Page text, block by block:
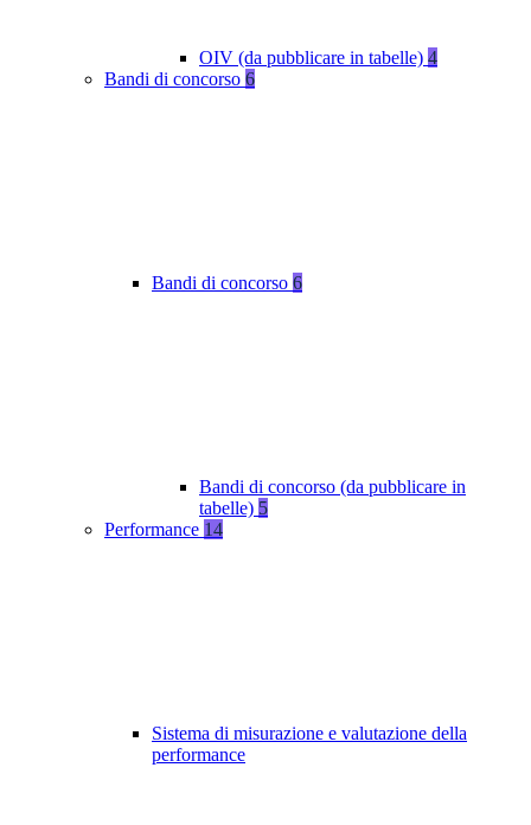
OIV (da pubblicare in tabelle) 4
Bandi di concorso 6
Bandi di concorso 6
Bandi di concorso (da pubblicare in
tabelle) 5
Performance 14
Sistema di misurazione e valutazione della
performance